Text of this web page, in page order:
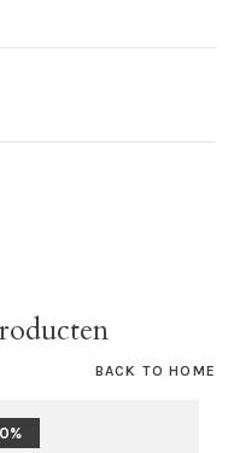
BACK TO HOME